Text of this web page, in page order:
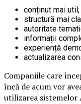
conținut mai util;
structură mai
autoritate
informații
experiență
actualizarea
Companiile care
încă de acum vor
utilizarea sistemelor